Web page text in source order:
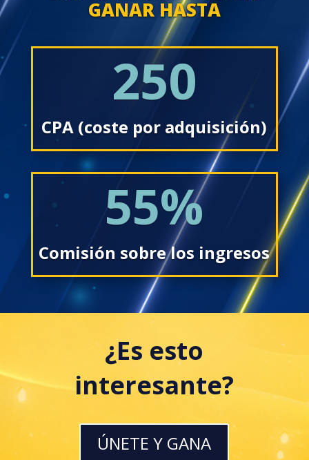
GANAR HASTA
250
CPA (coste por adquisición)
55%
Comisión sobre los ingresos
¿Es esto
interesante?
ÚNETE Y GANA